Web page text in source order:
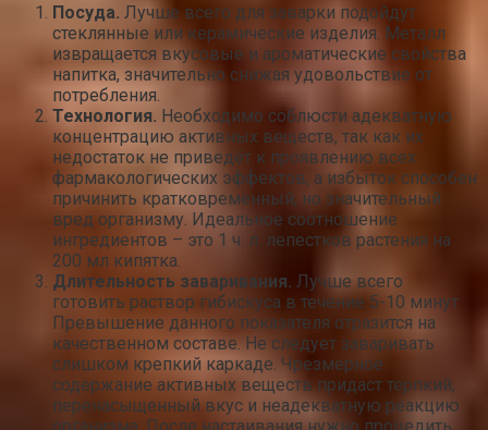
Посуда. Лучше всего для заварки подойдут
стеклянные или керамические изделия. Металл
извращается вкусовые и ароматические свойства
напитка, значительно снижая удовольствие от
потребления.
Технология. Необходимо соблюсти адекватную
концентрацию активных веществ, так как их
недостаток не приведёт к проявлению всех
фармакологических эффектов, а избыток способен
причинить кратковременный, но значительный
вред организму. Идеальное соотношение
ингредиентов – это 1 ч. л. лепестков растения на
200 мл кипятка.
Длительность заваривания. Лучше всего
готовить раствор гибискуса в течение 5-10 минут.
Превышение данного показателя отразится на
качественном составе. Не следует заваривать
слишком крепкий каркаде. Чрезмерное
содержание активных веществ придаст терпкий,
перенасыщенный вкус и неадекватную реакцию